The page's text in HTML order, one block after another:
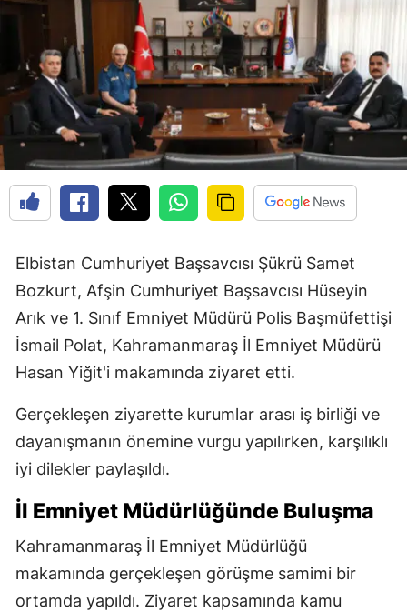
Elbistan Cumhuriyet Başsavcısı Şükrü Samet
Bozkurt, Afşin Cumhuriyet Başsavcısı Hüseyin
Arık ve 1. Sınıf Emniyet Müdürü Polis Başmüfettişi
İsmail Polat, Kahramanmaraş İl Emniyet Müdürü
Hasan Yiğit'i makamında ziyaret etti.
Gerçekleşen ziyarette kurumlar arası iş birliği ve
dayanışmanın önemine vurgu yapılırken, karşılıklı
iyi dilekler paylaşıldı.
İl Emniyet Müdürlüğünde Buluşma
Kahramanmaraş İl Emniyet Müdürlüğü
makamında gerçekleşen görüşme samimi bir
ortamda yapıldı. Ziyaret kapsamında kamu